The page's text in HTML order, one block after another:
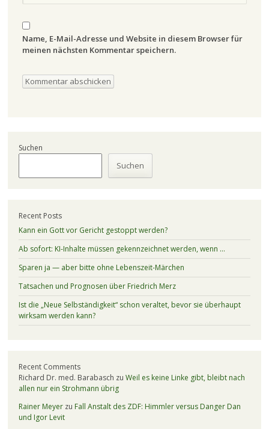
Name, E-Mail-Adresse und Website in diesem Browser für
meinen nächsten Kommentar speichern.
Suchen
Suchen
Recent Posts
Kann ein Gott vor Gericht gestoppt werden?
Ab sofort: KI-Inhalte müssen gekennzeichnet werden, wenn …
Sparen ja — aber bitte ohne Lebenszeit-Märchen
Tatsachen und Prognosen über Friedrich Merz
Ist die „Neue Selbständigkeit“ schon veraltet, bevor sie überhaupt
wirksam werden kann?
Recent Comments
Richard Dr. med. Barabasch zu Weil es keine Linke gibt, bleibt nach
allen nur ein Strohmann übrig
Rainer Meyerzu Fall Anstalt des ZDF: Himmler versus Danger Dan
und Igor Levit